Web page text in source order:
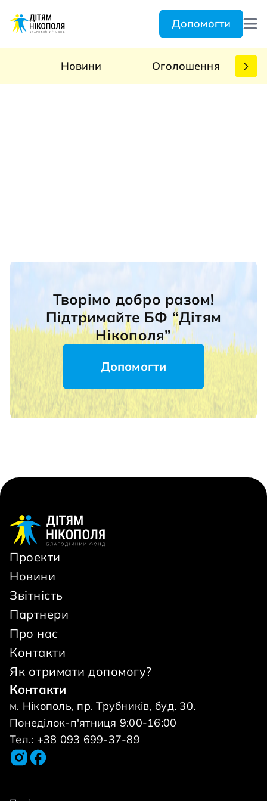
Допомогти
Новини Оголошення
Творімо добро разом!
Підтримайте БФ “Дітям
Нікополя”
Допомогти
Проекти
Новини
Звітність
Партнери
Про нас
Контакти
Як отримати допомогу?
Контакти
м. Нікополь, пр. Трубників, буд. 30.
Понеділок-п'ятниця 9:00-16:00
Тел.: +38 093 699-37-89